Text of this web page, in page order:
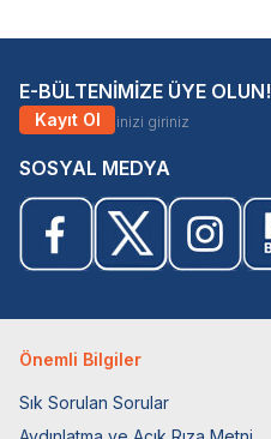
E-BÜLTENİMİZE ÜYE OLUN!
Kayıt Ol
SOSYAL MEDYA
Önemli Bilgiler
Sık Sorulan Sorular